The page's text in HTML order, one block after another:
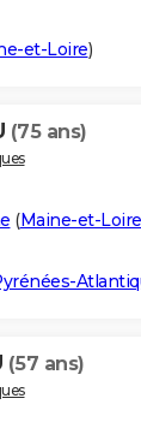
et-Loire)
(75 ans)
(Maine-et-Loire
(57 ans)